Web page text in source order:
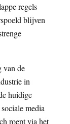
regels
blijven
van de
in
huidige
media
roept via het